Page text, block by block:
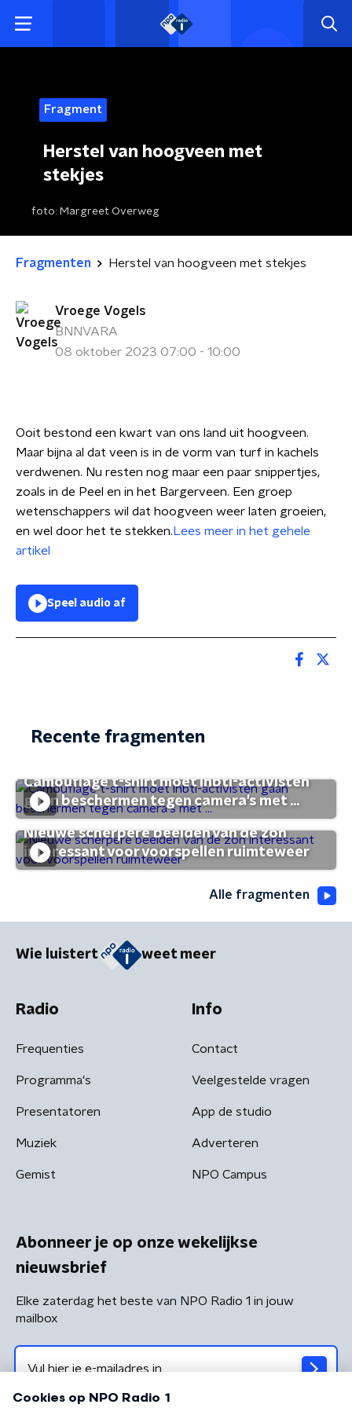
Fragment
Herstel van hoogveen met
stekjes
foto: Margreet Overweg
Fragmenten Herstel van hoogveen met stekjes
Vroege Vogels
BNNVARA
08 oktober 2023 07:00 - 10:00
Ooit bestond een kwart van ons land uit hoogveen.
Maar bijna al dat veen is in de vorm van turf in kachels
verdwenen. Nu resten nog maar een paar snippertjes,
zoals in de Peel en in het Bargerveen. Een groep
wetenschappers wil dat hoogveen weer laten groeien,
en wel door het te stekken. Lees meer in het gehele
artikel
Speel audio af
Recente fragmenten
Camouflage t-shirt moet lhbti-activisten
gaan beschermen tegen camera's met ...
Nieuwe scherpere beelden van de zon
interessant voor voorspellen ruimteweer
Alle fragmenten
Wie luistert weet meer
Radio
Frequenties
Programma's
Presentatoren
Muziek
Gemist
Info
Contact
Veelgestelde vragen
App de studio
Adverteren
NPO Campus
Abonneer je op onze wekelijkse
nieuwsbrief
Elke zaterdag het beste van NPO Radio 1 in jouw
mailbox